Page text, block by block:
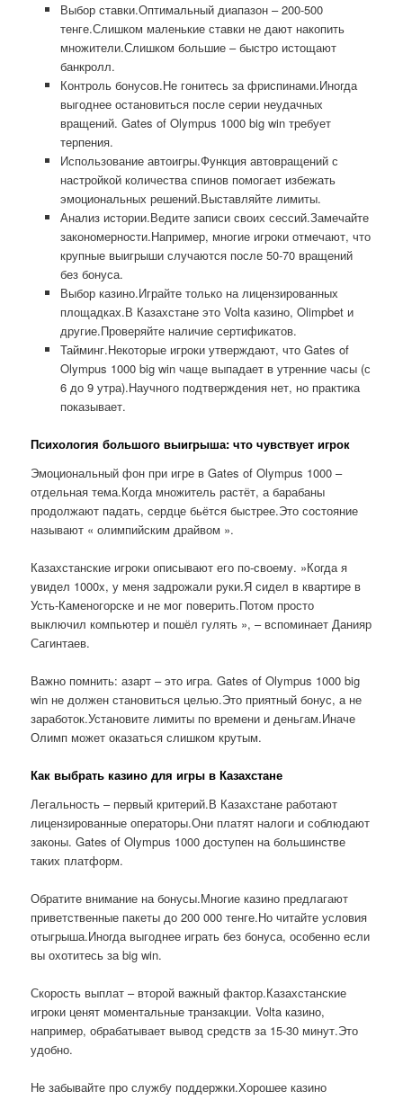
Выбор ставки.Оптимальный диапазон – 200-500
тенге.Слишком маленькие ставки не дают накопить
множители.Слишком большие – быстро истощают
банкролл.
Контроль бонусов.Не гонитесь за фриспинами.Иногда
выгоднее остановиться после серии неудачных
вращений. Gates of Olympus 1000 big win требует
терпения.
Использование автоигры.Функция автовращений с
настройкой количества спинов помогает избежать
эмоциональных решений.Выставляйте лимиты.
Анализ истории.Ведите записи своих сессий.Замечайте
закономерности.Например, многие игроки отмечают, что
крупные выигрыши случаются после 50-70 вращений
без бонуса.
Выбор казино.Играйте только на лицензированных
площадках.В Казахстане это Volta казино, Olimpbet и
другие.Проверяйте наличие сертификатов.
Тайминг.Некоторые игроки утверждают, что Gates of
Olympus 1000 big win чаще выпадает в утренние часы (с
6 до 9 утра).Научного подтверждения нет, но практика
показывает.
Психология большого выигрыша: что чувствует игрок
Эмоциональный фон при игре в Gates of Olympus 1000 –
отдельная тема.Когда множитель растёт, а барабаны
продолжают падать, сердце бьётся быстрее.Это состояние
называют « олимпийским драйвом ».
Казахстанские игроки описывают его по-своему. »Когда я
увидел 1000x, у меня задрожали руки.Я сидел в квартире в
Усть-Каменогорске и не мог поверить.Потом просто
выключил компьютер и пошёл гулять », – вспоминает Данияр
Сагинтаев.
Важно помнить: азарт – это игра. Gates of Olympus 1000 big
win не должен становиться целью.Это приятный бонус, а не
заработок.Установите лимиты по времени и деньгам.Иначе
Олимп может оказаться слишком крутым.
Как выбрать казино для игры в Казахстане
Легальность – первый критерий.В Казахстане работают
лицензированные операторы.Они платят налоги и соблюдают
законы. Gates of Olympus 1000 доступен на большинстве
таких платформ.
Обратите внимание на бонусы.Многие казино предлагают
приветственные пакеты до 200 000 тенге.Но читайте условия
отыгрыша.Иногда выгоднее играть без бонуса, особенно если
вы охотитесь за big win.
Скорость выплат – второй важный фактор.Казахстанские
игроки ценят моментальные транзакции. Volta казино,
например, обрабатывает вывод средств за 15-30 минут.Это
удобно.
Не забывайте про службу поддержки.Хорошее казино